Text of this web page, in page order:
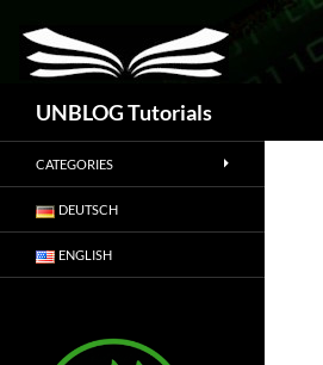
UNBLOG Tutorials
Suchen
CATEGORIES
DEUTSCH
ENGLISH